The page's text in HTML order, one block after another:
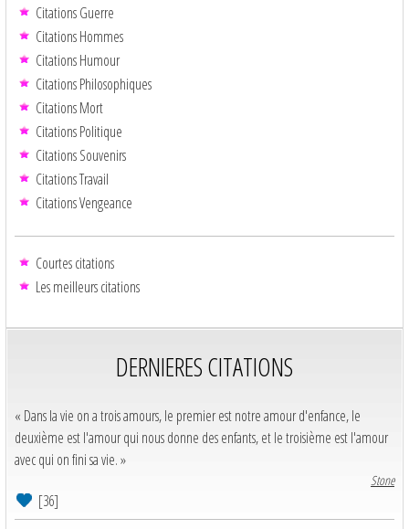
Citations Guerre
Citations Hommes
Citations Humour
Citations Philosophiques
Citations Mort
Citations Politique
Citations Souvenirs
Citations Travail
Citations Vengeance
Courtes citations
Les meilleurs citations
DERNIERES CITATIONS
« Dans la vie on a trois amours, le premier est notre amour d'enfance, le
deuxième est l'amour qui nous donne des enfants, et le troisième est l'amour
avec qui on fini sa vie. »
Stone
[36]